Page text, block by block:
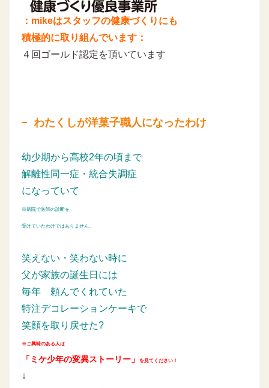
：mikeはスタッフの健康づくりにも
積極的に取り組んでいます：
４回ゴールド認定を頂いています
わたくしが洋菓子職人になったわけ
幼少期から高校2年の頃まで
解離性同一症・統合失調症
になっていて
※病院で医師の診断を
受けていたわけではありません。
笑えない・笑わない時に
父が家族の誕生日には
毎年 頼んでくれていた
特注デコレーションケーキで
笑顔を取り戻せた?
※ご興味のある人は
「ミケ少年の変異ストーリー」 を見てください！
↓